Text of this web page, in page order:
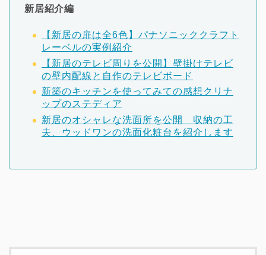
新居紹介編
【新居の扉は全6色】パナソニッククラフト
レーベルの実例紹介
【新居のテレビ周りを公開】壁掛けテレビ
の壁内配線と自作のテレビボード
新築のキッチンを使ってみての感想クリナ
ップのステディア
新居のオシャレな洗面所を公開 収納の工
夫、ウッドワンの洗面化粧台を紹介します